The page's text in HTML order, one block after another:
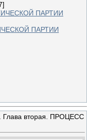
ПАРТИИ
ПАРТИИ
вторая. ПРОЦЕСС